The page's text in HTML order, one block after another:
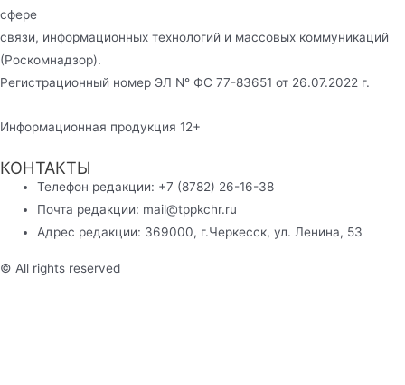
сфере
связи, информационных технологий и массовых коммуникаций
(Роскомнадзор).
Регистрационный номер ЭЛ N° ФС 77-83651 от 26.07.2022 г.
Информационная продукция 12+
КОНТАКТЫ
Телефон редакции: +7 (8782) 26-16-38
Почта редакции: mail@tppkchr.ru
Адрес редакции: 369000, г.Черкесск, ул. Ленина, 53
© All rights reserved